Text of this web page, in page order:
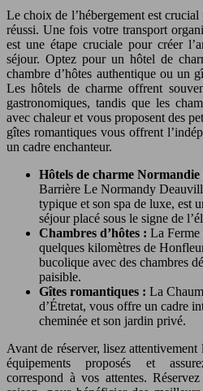
Le choix de l’hébergement est
réussi. Une fois votre transport
est une étape cruciale pour créer
séjour. Optez pour un hôtel de
chambre d’hôtes authentique ou un
Les hôtels de charme offrent
gastronomiques, tandis que les
avec chaleur et vous proposent des
gîtes romantiques vous offrent
un cadre enchanteur.
Hôtels de charme
Barrière Le Normandy
typique et son spa de luxe, est
séjour placé sous le signe de
Chambres d’hôtes : La Ferme
quelques kilomètres de
bucolique avec des chambres
paisible.
Gîtes romantiques : La
d’Étretat, vous offre un cadre
cheminée et son jardin privé.
Avant de réserver, lisez
équipements proposés et
correspond à vos attentes.